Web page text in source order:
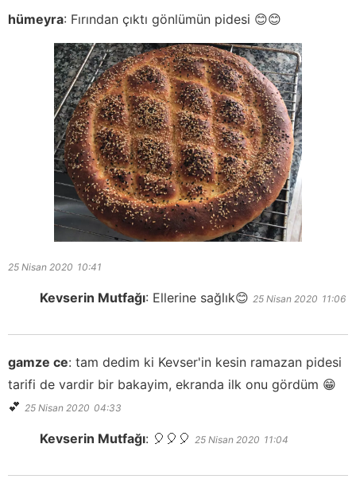
hümeyra: Fırından çıktı gönlümün pidesi 😊😊
25 Nisan 2020 10:41
Kevserin Mutfağı: Ellerine sağlık😊 25 Nisan 2020 11:06
gamze ce: tam dedim ki Kevser'in kesin ramazan pidesi
tarifi de vardir bir bakayim, ekranda ilk onu gördüm 😁
💕 25 Nisan 2020 04:33
Kevserin Mutfağı: 🎈🎈🎈 25 Nisan 2020 11:04